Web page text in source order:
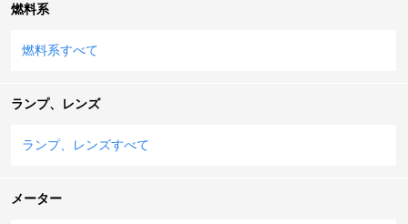
燃料系
燃料系すべて
ランプ、レンズ
ランプ、レンズすべて
メーター